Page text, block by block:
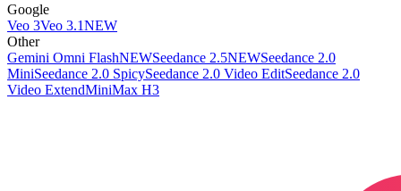
Google
Veo 3Veo 3.1NEW
Other
Gemini Omni FlashNEWSeedance 2.5NEWSeedance 2.0
MiniSeedance 2.0 SpicySeedance 2.0 Video EditSeedance 2.0
Video ExtendMiniMax H3